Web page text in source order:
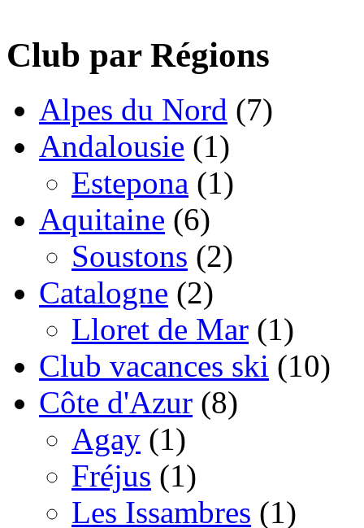
Club par Régions
Alpes du Nord (7)
Andalousie (1)
Estepona (1)
Aquitaine (6)
Soustons (2)
Catalogne (2)
Lloret de Mar (1)
Club vacances ski (10)
Côte d'Azur (8)
Agay (1)
Fréjus (1)
Les Issambres (1)